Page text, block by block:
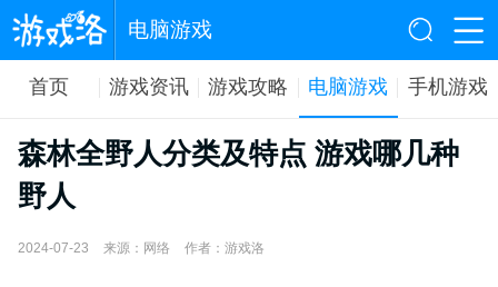
电脑游戏
首页 游戏资讯 游戏攻略 电脑游戏 手机游戏
森林全野人分类及特点 游戏哪几种
野人
2024-07-23 来源：网络 作者：游戏洛